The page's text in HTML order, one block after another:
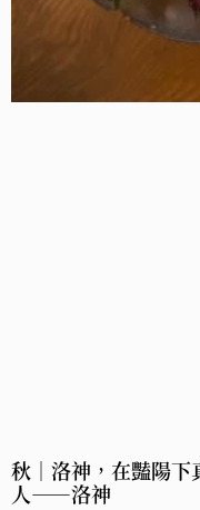
秋｜洛神，在豔陽下
人——洛神